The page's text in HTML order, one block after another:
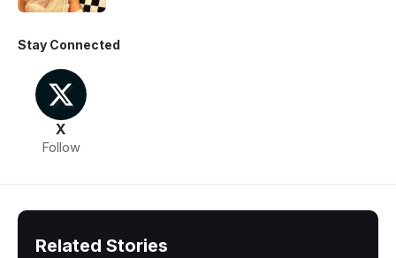
Stay Connected
X
Follow
Related Stories